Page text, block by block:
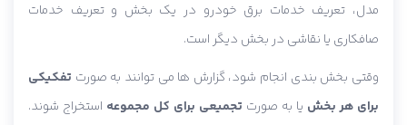
مدل، تعریف خدمات برق خودرو در یک بخش و تعریف خدمات
صافکاری یا نقاشی در بخش دیگر است.
وقتی بخش بندی انجام شود، گزارش ها می توانند به صورت تفکیکی
برای هر بخش یا به صورت تجمیعی برای کل مجموعه استخراج شوند.